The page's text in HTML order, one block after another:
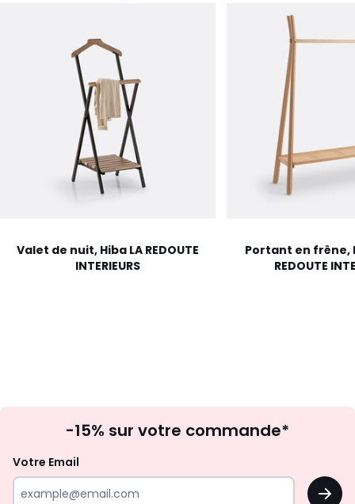
Valet de nuit, Hiba LA REDOUTE
INTERIEURS
Portant en frêne,
REDOUTE
à
newsletter
-15% sur votre commande*
Votre Email
OK